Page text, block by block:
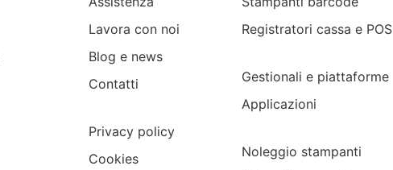
Lavora con noi
Blog e news
Contatti
Privacy policy
Cookies
Registratori cassa e POS
Gestionali e piattaforme
Applicazioni
Noleggio stampanti